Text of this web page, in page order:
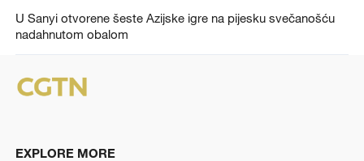
U Sanyi otvorene šeste Azijske igre na pijesku svečanošću
nadahnutom obalom
EXPLORE MORE